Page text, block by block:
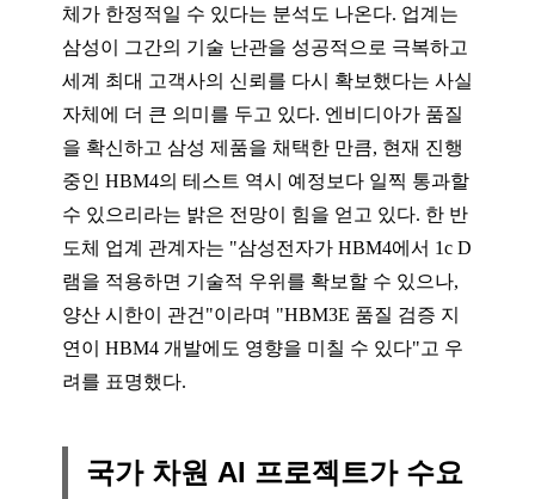
체가 한정적일 수 있다는 분석도 나온다. 업계는
삼성이 그간의 기술 난관을 성공적으로 극복하고
세계 최대 고객사의 신뢰를 다시 확보했다는 사실
자체에 더 큰 의미를 두고 있다. 엔비디아가 품질
을 확신하고 삼성 제품을 채택한 만큼, 현재 진행
중인 HBM4의 테스트 역시 예정보다 일찍 통과할
수 있으리라는 밝은 전망이 힘을 얻고 있다. 한 반
도체 업계 관계자는 "삼성전자가 HBM4에서 1c D
램을 적용하면 기술적 우위를 확보할 수 있으나,
양산 시한이 관건"이라며 "HBM3E 품질 검증 지
연이 HBM4 개발에도 영향을 미칠 수 있다"고 우
려를 표명했다.
국가 차원 AI 프로젝트가 수요